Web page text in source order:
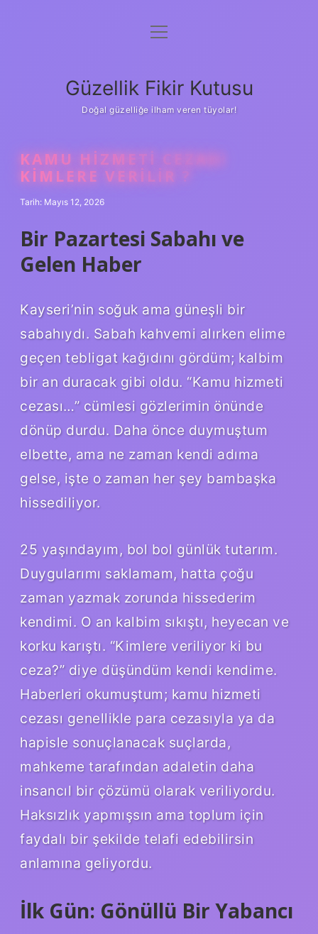
Anasayfa
Yasal Uyarı
menüyü
Güzellik Fikir Kutusu
Doğal güzelliğe ilham veren tüyolar!
KAMU HIZMETI CEZASI
KIMLERE VERILIR ?
Tarih: Mayıs 12, 2026
Bir Pazartesi Sabahı ve
Gelen Haber
Kayseri’nin soğuk ama güneşli bir
sabahıydı. Sabah kahvemi alırken elime
geçen tebligat kağıdını gördüm; kalbim
bir an duracak gibi oldu. “Kamu hizmeti
cezası…” cümlesi gözlerimin önünde
dönüp durdu. Daha önce duymuştum
elbette, ama ne zaman kendi adıma
gelse, işte o zaman her şey bambaşka
hissediliyor.
25 yaşındayım, bol bol günlük tutarım.
Duygularımı saklamam, hatta çoğu
zaman yazmak zorunda hissederim
kendimi. O an kalbim sıkıştı, heyecan ve
korku karıştı. “Kimlere veriliyor ki bu
ceza?” diye düşündüm kendi kendime.
Haberleri okumuştum; kamu hizmeti
cezası genellikle para cezasıyla ya da
hapisle sonuçlanacak suçlarda,
mahkeme tarafından adaletin daha
insancıl bir çözümü olarak veriliyordu.
Haksızlık yapmışsın ama toplum için
faydalı bir şekilde telafi edebilirsin
anlamına geliyordu.
İlk Gün: Gönüllü Bir Yabancı